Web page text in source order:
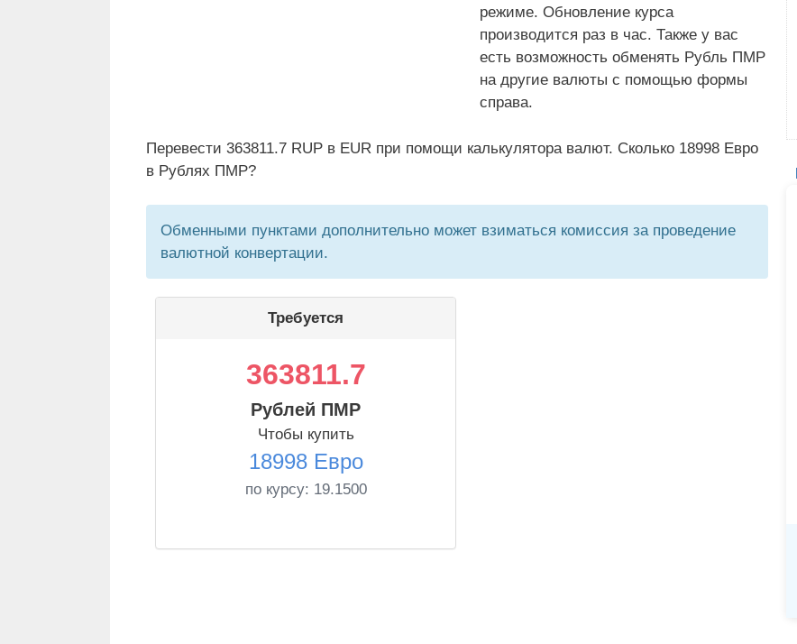
режиме. Обновление курса
производится раз в час. Также у вас
есть возможность обменять Рубль ПМР
на другие валюты с помощью формы
справа.
Перевести 363811.7 RUP в EUR при помощи калькулятора валют. Сколько 18998 Евро
в Рублях ПМР?
Обменными пунктами дополнительно может взиматься комиссия за проведение
валютной конвертации.
Требуется
363811.7
Рублей ПМР
Чтобы купить
18998 Евро
по курсу: 19.1500